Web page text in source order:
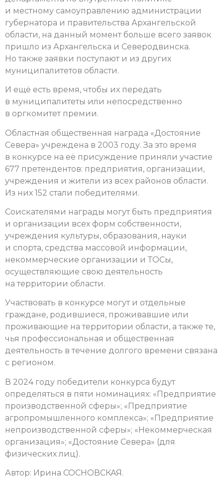
и местному самоуправлению администрации
губернатора и правительства Архангельской
области, на данный момент больше всего заявок
пришло из Архангельска и Северодвинска.
Но также заявки поступают и из других
муниципалитетов области.
И ещё есть время, чтобы их передать
в муниципалитеты или непосредственно
в оргкомитет премии.
Областная общественная награда «Достояние
Севера» учреждена в 2003 году. За это время
в конкурсе на её присуждение приняли участие
677 претендентов: предприятия, организации,
учреждения и жители из всех районов области.
Из них 152 стали победителями.
Соискателями награды могут быть предприятия
и организации всех форм собственности,
учреждения культуры, образования, науки
и спорта, средства массовой информации,
некоммерческие организации и ТОСы,
осуществляющие свою деятельность
на территории области.
Участвовать в конкурсе могут и отдельные
граждане, родившиеся, проживавшие или
проживающие на территории области, а также те,
чья профессиональная и общественная
деятельность в течение долгого времени связана
с регионом.
В 2024 году победители конкурса будут
определяться в пяти номинациях: «Предприятие
производственной сферы»; «Предприятие
агропромышленного комплекса»; «Предприятие
непроизводственной сферы»; «Некоммерческая
организация»; «Достояние Севера» (для
физических лиц).
Автор: Ирина СОСНОВСКАЯ.